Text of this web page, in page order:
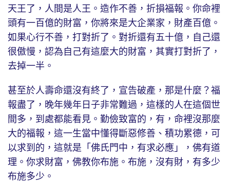
天王了，人間是人王。造作不善，折損福報。你命裡
頭有一百億的財富，你將來是大企業家，財產百億。
如果心行不善，打對折了。對折還有五十億，自己還
很傲慢，認為自己有這麼大的財富，其實打對折了，
去掉一半。
甚至於人壽命還沒有終了，宣告破產，那是什麼？福
報盡了，晚年幾年日子非常難過，這樣的人在這個世
間多，到處都能看見。勤儉致富的，有，命裡沒那麼
大的福報，這一生當中懂得斷惡修善、積功累德，可
以求到的，這就是「佛氏門中，有求必應」，佛有道
理。你求財富，佛教你布施。布施，沒有財，有多少
布施多少。